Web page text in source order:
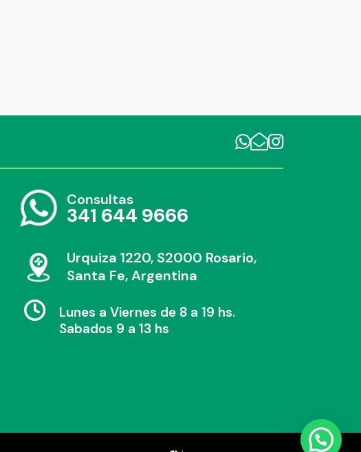
Consultas
341 644 9666
Urquiza 1220, S2000 Rosario,
Santa Fe, Argentina
Lunes a Viernes de 8 a 19 hs.
Sabados 9 a 13 hs